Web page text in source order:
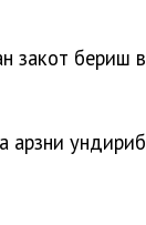
закот бериш